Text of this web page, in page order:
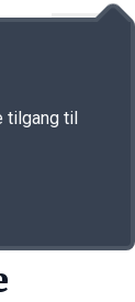
tilgang til